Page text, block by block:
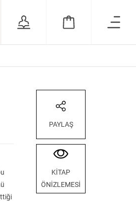
Milletim Bahtiyar
PAYLAŞ
KİTAP
ÖNİZLEMESİ